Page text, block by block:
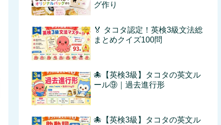
グ作り
🏅 タコタ認定！英検3級文法総
まとめクイズ100問
🐙【英検3級】タコタの英文ル
ール⑨｜過去進行形
🐙【英検3級】タコタの英文ル